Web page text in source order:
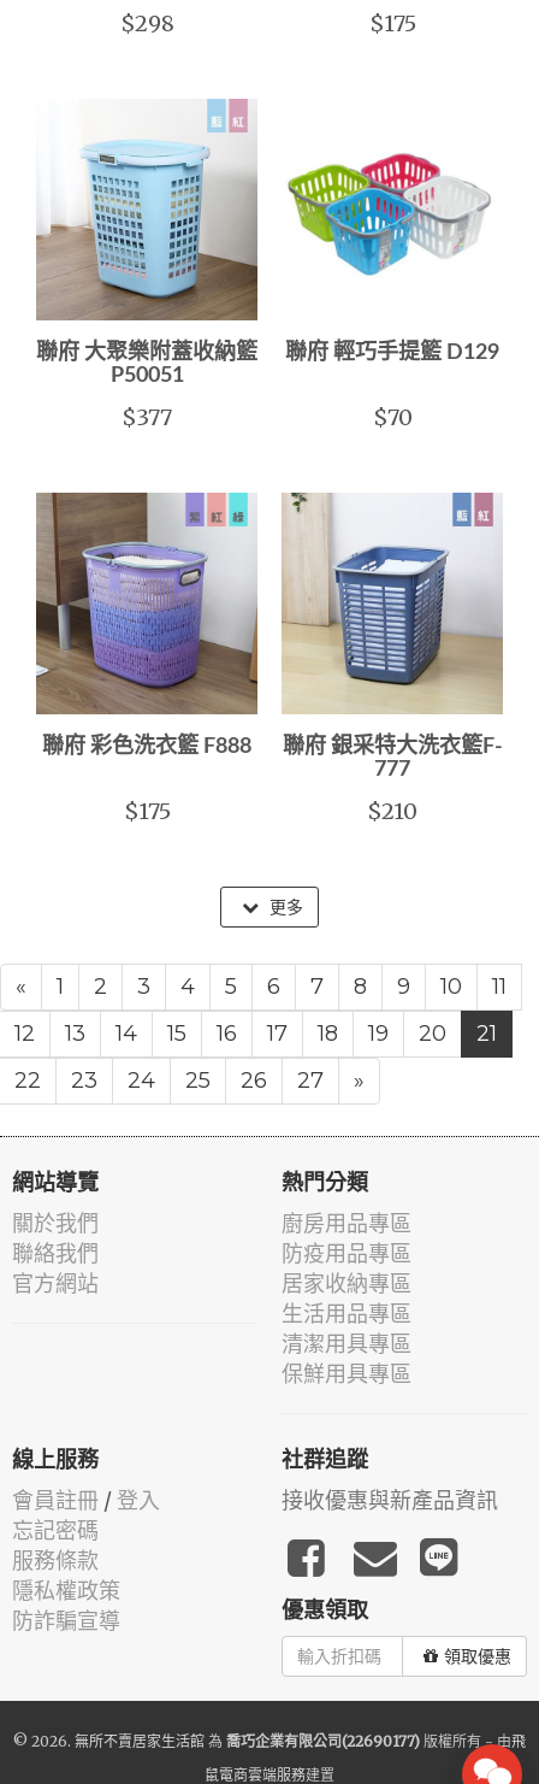
$298 $175
聯府 大聚樂附蓋收納籃
P50051
$377
聯府 輕巧手提籃 D129
$70
聯府 彩色洗衣籃 F888
$175
聯府 銀采特大洗衣籃F-
777
$210
更多
« 1 2 3 4 5 6 7 8 9 10
11
12
13 14 15 16 17 18 19 20
21
22
23 24 25 26 27 »
網站導覽
關於我們
聯絡我們
官方網站
熱門分類
廚房用品專區
防疫用品專區
居家收納專區
生活用品專區
清潔用具專區
保鮮用具專區
線上服務
會員註冊 / 登入
忘記密碼
服務條款
隱私權政策
防詐騙宣導
社群追蹤
接收優惠與新產品資訊
優惠領取
領取優惠
© 2026. 無所不賣居家生活館 為 喬巧企業有限公司(22690177) 版權所有 - 由飛
鼠電商雲端服務建置